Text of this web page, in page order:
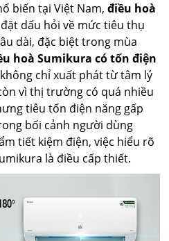
biến tại Việt Nam,điều hoà
dấu hỏi về mức tiêu thụ
dài, đặc biệt trong mùa
hoà Sumikura có tốn điện
chỉ xuất phát từ tâm lý
vì thị trường có quá nhiều
tiêu tốn điện năng gấp
bối cảnh người dùng
tiết kiệm điện, việc hiểu rõ
là điều cấp thiết.